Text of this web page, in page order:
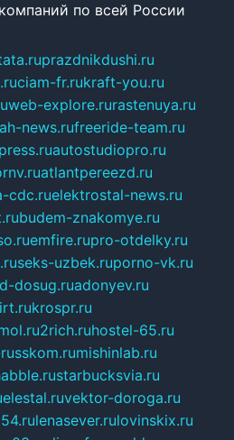
по всей России
prazdnikdushi.ru
ciam-fr.rukraft-you.ru
web-explore.rurastenuya.ru
news.rufreeride-team.ru
autostudiopro.ru
atlantpereezd.ru
cdc.ruelektrostal-news.ru
budem-znakomye.ru
emfire.rupro-otdelky.ru
seks-uzbek.ruporno-vk.ru
dosug.ruadonyev.ru
krospr.ru
2rich.ruhostel-65.ru
mishinlab.ru
starbucksvia.ru
elestal.ruvektor-doroga.ru
lenasever.rulovinskix.ru